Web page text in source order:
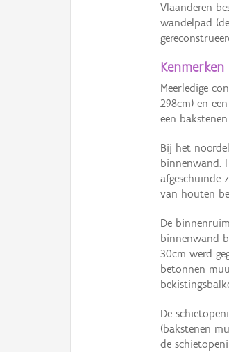
Vlaanderen
wandelpad
Kenmerken
Meerledige
298cm) en
een
Bij het
binnenwand.
afgeschuinde
van houten
De
binnenwand
30cm werd
betonnen
De
(bakstenen
de